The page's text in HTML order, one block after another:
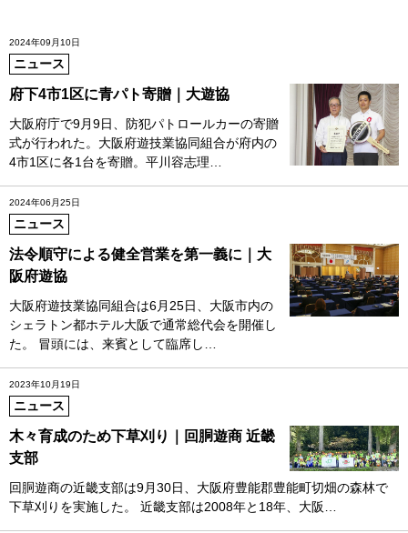
2024年09月10日
ニュース
府下4市1区に青パト寄贈｜大遊協
大阪府庁で9月9日、防犯パトロールカーの寄贈
式が行われた。大阪府遊技業協同組合が府内の
4市1区に各1台を寄贈。平川容志理…
2024年06月25日
ニュース
法令順守による健全営業を第一義に｜大
阪府遊協
大阪府遊技業協同組合は6月25日、大阪市内の
シェラトン都ホテル大阪で通常総代会を開催し
た。 冒頭には、来賓として臨席し…
2023年10月19日
ニュース
木々育成のため下草刈り｜回胴遊商 近畿
支部
回胴遊商の近畿支部は9月30日、大阪府豊能郡豊能町切畑の森林で
下草刈りを実施した。 近畿支部は2008年と18年、大阪…